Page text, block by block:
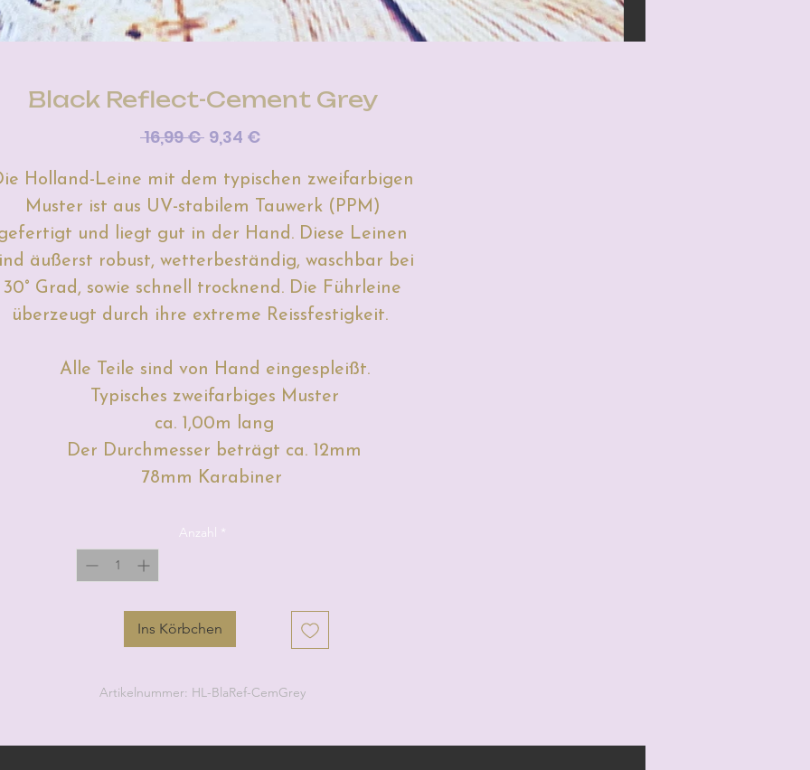
Black Reflect-Cement Grey
16,99 € Standardpreis
9,34 €Sale-
Holland-Leine mit dem typischen zweifarbigen
Muster ist aus UV-stabilem Tauwerk (PPM)
und liegt gut in der Hand. Diese Leinen
äußerst robust, wetterbeständig, waschbar bei
30° Grad, sowie schnell trocknend. Die Führleine
überzeugt durch ihre extreme Reissfestigkeit.
Alle Teile sind von Hand eingespleißt.
Typisches zweifarbiges Muster
ca. 1,00m lang
Der Durchmesser beträgt ca. 12mm
78mm Karabiner
Anzahl *
Ins Körbchen
Artikelnummer: HL-BlaRef-CemGrey